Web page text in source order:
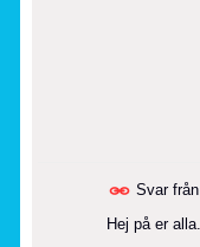
Svar från
Hej på er alla.